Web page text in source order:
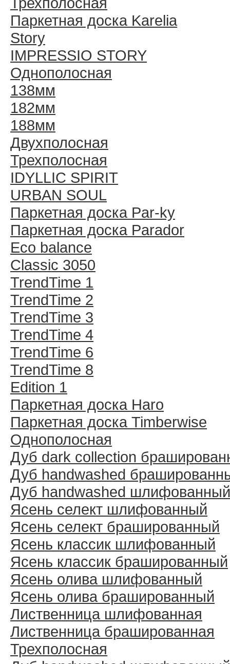
Паркетная доска Karelia
Story
IMPRESSIO STORY
Однополосная
138мм
182мм
188мм
Двухполосная
Трехполосная
IDYLLIC SPIRIT
URBAN SOUL
Паркетная доска Par-ky
Паркетная доска Parador
Eco balance
Classic 3050
TrendTime 1
TrendTime 2
TrendTime 3
TrendTime 4
TrendTime 6
TrendTime 8
Edition 1
Паркетная доска Haro
Паркетная доска Timberwise
Однополосная
Дуб dark collection
Дуб handwashed
Дуб handwashed шлифованный
Ясень селект шлифованный
Ясень селект брашированный
Ясень классик шлифованный
Ясень классик брашированный
Ясень олива шлифованный
Ясень олива брашированный
Лиственница шлифованная
Лиственница брашированная
Трехполосная